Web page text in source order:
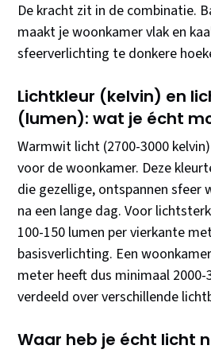
De kracht zit in de combinatie.
maakt je woonkamer vlak en
sfeerverlichting te donkere
Lichtkleur (kelvin) en
(lumen): wat je écht
Warmwit licht (2700-3000
voor de woonkamer. Deze
die gezellige, ontspannen sfeer
na een lange dag. Voor
100-150 lumen per vierkante
basisverlichting. Een
meter heeft dus minimaal
verdeeld over verschillende
Waar heb je écht licht